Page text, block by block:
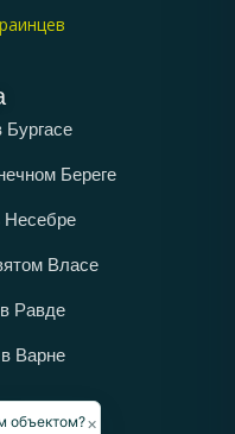
Береге
Власе
Равде
Варне
×
объектом?